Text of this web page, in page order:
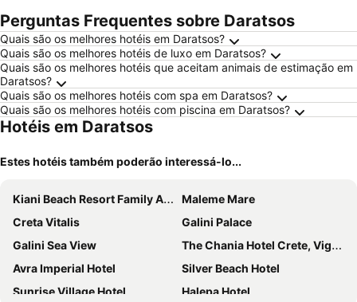
Perguntas Frequentes sobre Daratsos
Quais são os melhores hotéis em Daratsos?
Quais são os melhores hotéis de luxo em Daratsos?
Quais são os melhores hotéis que aceitam animais de estimação em
Daratsos?
Quais são os melhores hotéis com spa em Daratsos?
Quais são os melhores hotéis com piscina em Daratsos?
Hotéis em Daratsos
Estes hotéis também poderão interessá-lo...
Kiani Beach Resort Family All-Inclusive
Maleme Mare
Creta Vitalis
Galini Palace
Galini Sea View
The Chania Hotel Crete, Vignette Collection
Avra Imperial Hotel
Silver Beach Hotel
Sunrise Village Hotel
Halepa Hotel